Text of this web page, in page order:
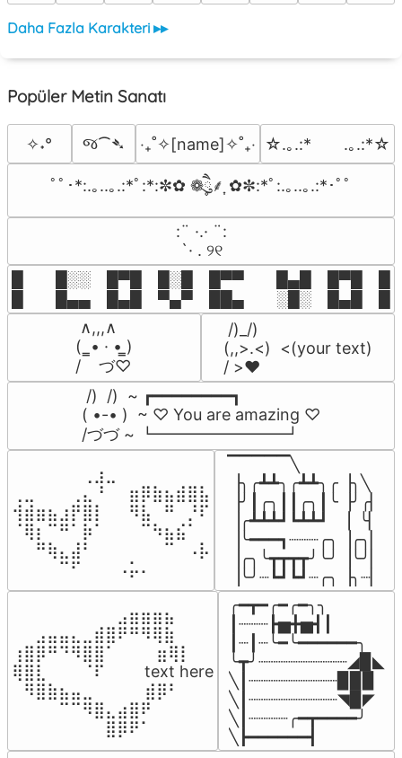
Daha Fazla Karakteri ▸▸
Popüler Metin Sanatı
✧˖° જ⁀➴ ‎‧₊˚✧[name]✧˚₊‧ ☆.｡.:*　　.｡.:*☆
ﾟﾟ･*:.｡..｡.:*ﾟ:*:✼✿ ❁ཻུ۪۪⸙͎ ✿✼:*ﾟ:.｡..｡.:*･ﾟﾟ
⠀:¨ ·.· ¨:⠀
⠀ `· . ୨୧⠀
█  █░░ █▀█ █░█ █▀▀  █▄█ █▀█
█  █▄▄ █▄█ ▀▄▀ ██▄  ░█░ █▄█
∧,,,∧
(  ̳• · • ̳)
/    づ♡
/)_/)
(,,>.<)  <(your text)
/ >❤️
/)  /)  ~ ┏━━━━━━━━┓
( •-• )  ~ ♡ You are amazing ♡
/づづ ~ ┗━━━━━━━━┛
⠀⠀⠀⠀⠀⠀⢀⣰⣀⠀⠀⠀⠀⠀⠀⠀⠀
⢀⣀⠀⠀⠀⢀⣄⠘⠀⠀⣶⡿⣷⣦⣾⣿⣧
⢺⣾⣶⣦⣰⡟⣿⡇⠀⠀⠻⣧⠀⠛⠀⡘⠏
⠈⢿⡆⠉⠛⠁⡷⠁⠀⠀⠀⠉⠳⣦⣮⠁⠀
⠀⠀⠛⢷⣄⣼⠃⠀⠀⠀⠀⠀⠀⠉⠀⠠⡧
⠀⠀⠀⠀⠉⠋⠀⠀⠀⠠⡥⠄⠀⠀⠀⠀⠀
▔▔▔▔▔╲
▕╮╭┻┻╮╭┻┻╮╭▕╮╲
▕╯┃╭╮┃┃╭╮┃╰▕╯╭▏
▕╭┻┻┻┛┗┻┻┛  ▕  ╰▏
▕╰━━━┓┈┈┈╭╮▕╭╮▏
▕╭╮╰┳┳┳┳╯╰╯▕╰╯▏
▕╰╯┈┗┛┗┛┈╭╮▕╮┈▏
⠀⠀⠀⠀⠀⠀⠀⠀⠀⣠⣶⣶⣶⣦⠀⠀
⠀⠀⣠⣤⣤⣄⣀⣾⣿⠟⠛⠻⢿⣷⠀
⢰⣿⡿⠛⠙⠻⣿⣿⠁⠀⠀ ⠀⣶⢿⡇
⢿⣿⣇⠀⠀⠀⠈⠏⠀⠀⠀ text here
⠀⠻⣿⣷⣦⣤⣀⠀⠀⠀ ⠀⣾⡿⠃⠀
⠀⠀⠀⠀⠉⠉⠻⣿⣄⣴⣿⠟⠀⠀⠀
⠀⠀⠀⠀⠀⠀⠀⠀⣿⡿⠟⠁⠀⠀⠀
╭━┳━╭━╭━╮╮
┃┈┈┈┣▅╋▅┫┃
┃┈┃┈╰━╰━━━━━━╮
╰┳╯┈┈┈┈┈┈┈┈┈◢▉◣
╲┃┈┈┈┈┈┈┈┈┈▉▉▉
╲┃┈┈┈┈┈┈┈┈┈◥▉◤
╲┃┈┈┈┈╭━┳━━━━╯
╲┣━━━━━━┫﻿